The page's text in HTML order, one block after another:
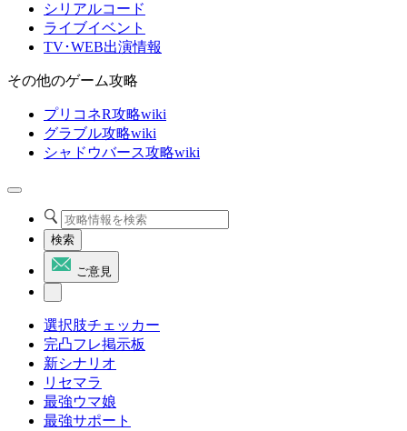
シリアルコード
ライブイベント
TV･WEB出演情報
その他のゲーム攻略
プリコネR攻略wiki
グラブル攻略wiki
シャドウバース攻略wiki
検索
ご意見
選択肢チェッカー
完凸フレ掲示板
新シナリオ
リセマラ
最強ウマ娘
最強サポート